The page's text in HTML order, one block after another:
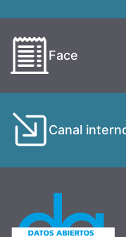
Face
Canal